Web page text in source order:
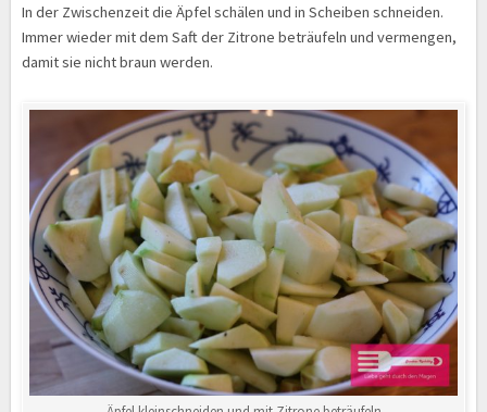
In der Zwischenzeit die Äpfel schälen und in Scheiben schneiden.
Immer wieder mit dem Saft der Zitrone beträufeln und vermengen,
damit sie nicht braun werden.